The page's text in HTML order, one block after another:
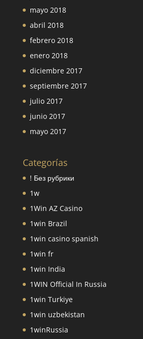
mayo 2018
abril 2018
febrero 2018
enero 2018
diciembre 2017
septiembre 2017
julio 2017
junio 2017
mayo 2017
Categorías
! Без рубрики
1w
1Win AZ Casino
1win Brazil
1win casino spanish
1win fr
1win India
1WIN Official In Russia
1win Turkiye
1win uzbekistan
1winRussia